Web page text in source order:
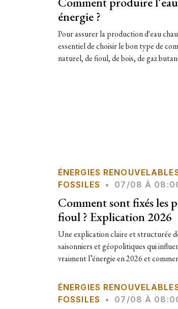
énergie ?
Pour assurer la production d'eau
essentiel de choisir le bon type de
naturel, de fioul, de bois, de gaz
ÉNERGIES
FOSSILES
• 07/08 À
Comment sont fixés les
fioul ? Explication 2026
Une explication claire et structurée
saisonniers et géopolitiques qui
vraiment l’énergie en 2026 et
ÉNERGIES
FOSSILES
• 07/08 À